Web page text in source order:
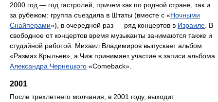
2000 год — год гастролей, причем как по родной стране, так и
за рубежом: группа съездила в Штаты (вместе с «Ночными
Снайперами»), в очередной раз — ряд концертов в Израиле . В
свободное от концертов время музыканты занимаются также и
студийной работой: Михаил Владимиров выпускает альбом
«Размах Крыльев», а Чиж принимает участие в записи альбома
Александра Чернецкого «Comeback».
2001
После трехлетнего молчания, в 2001 году, выходит